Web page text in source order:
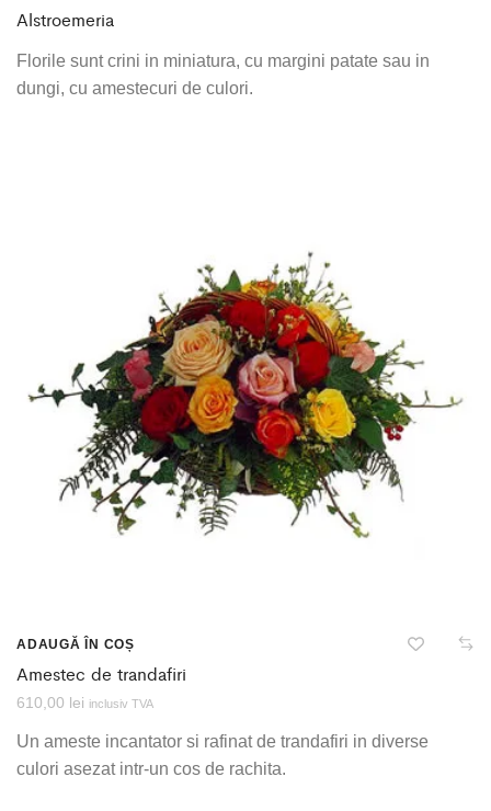
Alstroemeria
Florile sunt crini in miniatura, cu margini patate sau in
dungi, cu amestecuri de culori.
ADAUGĂ ÎN COȘ
Amestec de trandafiri
610,00 lei inclusiv TVA
Un ameste incantator si rafinat de trandafiri in diverse
culori asezat intr-un cos de rachita.